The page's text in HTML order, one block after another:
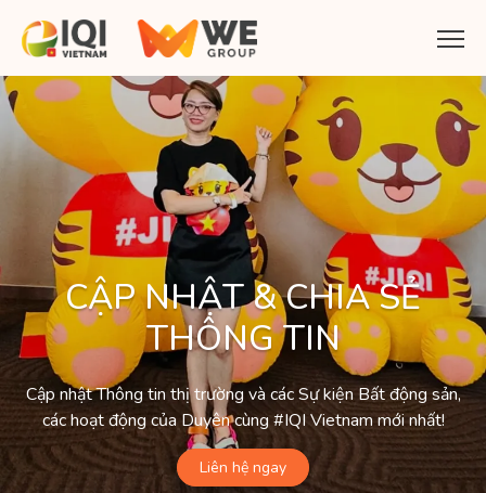
CẬP NHẬT & CHIA SẺ
THÔNG TIN
Cập nhật Thông tin thị trường và các Sự kiện Bất động sản,
các hoạt động của Duyên cùng #IQI Vietnam mới nhất!
Liên hệ ngay